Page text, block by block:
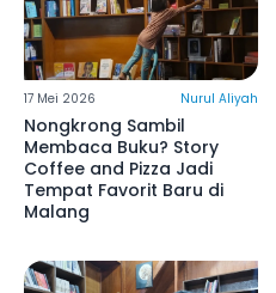
17 Mei 2026 Nurul Aliyah
Nongkrong Sambil
Membaca Buku? Story
Coffee and Pizza Jadi
Tempat Favorit Baru di
Malang